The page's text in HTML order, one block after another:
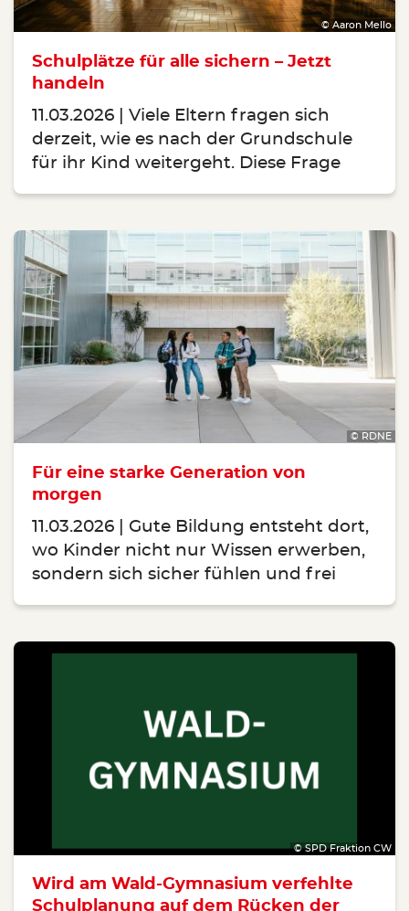
© Aaron Mello
Schulplätze für alle sichern – Jetzt
handeln
11.03.2026
Viele Eltern fragen sich
derzeit, wie es nach der Grundschule
für ihr Kind weitergeht. Diese Frage
© RDNE
Für eine starke Generation von
morgen
11.03.2026
Gute Bildung entsteht dort,
wo Kinder nicht nur Wissen erwerben,
sondern sich sicher fühlen und frei
© SPD Fraktion CW
Wird am Wald-Gymnasium verfehlte
Schulplanung auf dem Rücken der